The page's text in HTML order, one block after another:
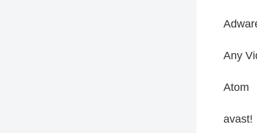
Any
Atom
avast!